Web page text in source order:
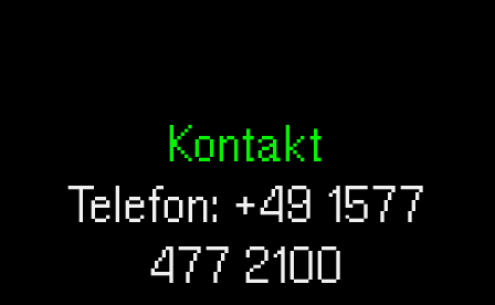
Kontakt
Telefon: +49 1577
477 2100